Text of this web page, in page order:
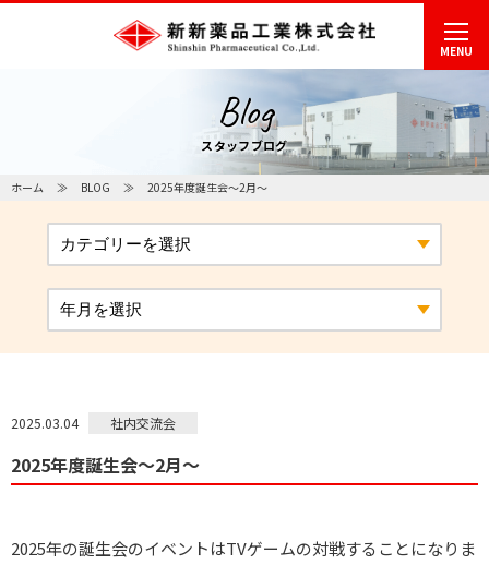
MENU
Blog
スタッフブログ
ホーム BLOG 2025年度誕生会～2月～
2025.03.04 社内交流会
2025年度誕生会～2月～
2025年の誕生会のイベントはTVゲームの対戦することになりま